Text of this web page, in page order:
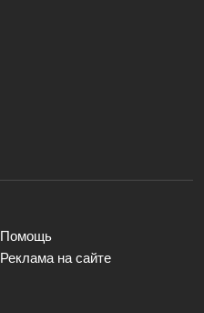
Помощь
Реклама на сайте